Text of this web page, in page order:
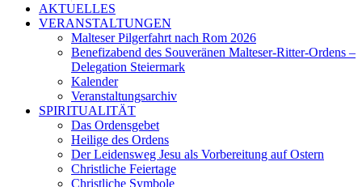
AKTUELLES
VERANSTALTUNGEN
Malteser Pilgerfahrt nach Rom 2026
Benefizabend des Souveränen Malteser-Ritter-Ordens –
Delegation Steiermark
Kalender
Veranstaltungsarchiv
SPIRITUALITÄT
Das Ordensgebet
Heilige des Ordens
Der Leidensweg Jesu als Vorbereitung auf Ostern
Christliche Feiertage
Christliche Symbole